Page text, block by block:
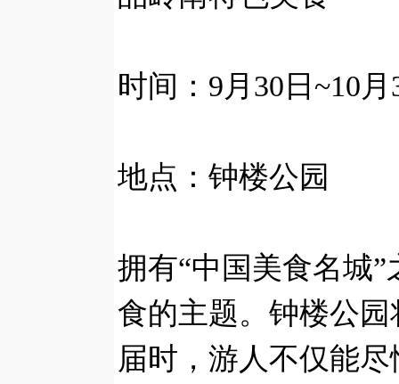
时间：9月30日~10月
地点：钟楼公园
拥有“中国美食名城
食的主题。钟楼公
届时，游人不仅能